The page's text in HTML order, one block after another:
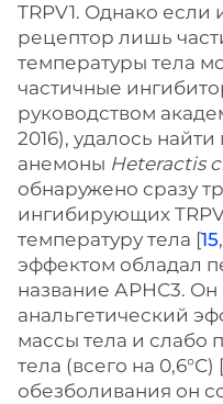
TRPV1. Однако если
рецептор лишь
температуры тела
частичные
руководством
2016), удалось
анемоны Heteractis
обнаружено сразу
ингибирующих
температуру тела [15,
эффектом обладал
название АРНС3.
анальгетический
массы тела и слабо
тела (всего на 0,6°С) [
обезболивания он